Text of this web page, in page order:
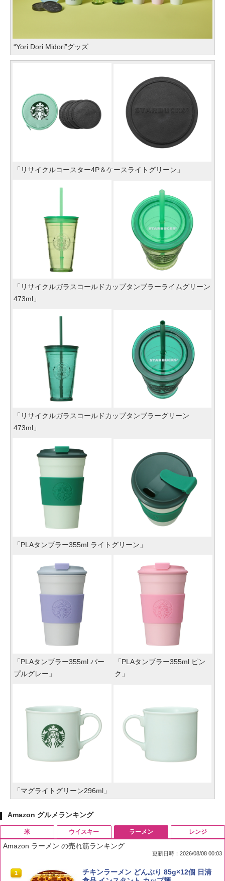
“Yori Dori Midori”グッズ
「リサイクルコースター4P＆ケースライトグリーン」
「リサイクルガラスコールドカップタンブラーライムグリーン
473ml」
「リサイクルガラスコールドカップタンブラーグリーン
473ml」
「PLAタンブラー355ml ライトグリーン」
「PLAタンブラー355ml パー
プルグレー」
「PLAタンブラー355ml ピン
ク」
「マグライトグリーン296ml」
Amazon グルメランキング
米
1 by Amazon 国産ブレンド米 精米 5kg
ウイスキー
1
ブラックニッカ ニッカ Nikka ウィスキ
ラーメン
Amazon ラーメン の売れ筋ランキング
更新日時：2026/08/08 00:03
1
チキンラーメン どんぶり 85g×12個 日清
レンジ